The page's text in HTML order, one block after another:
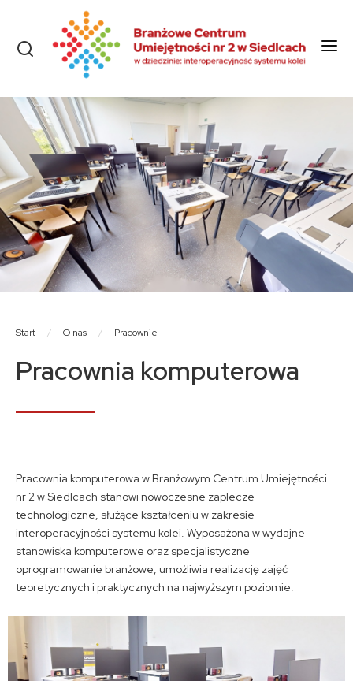
Start
O nas
Aktualności
Szkolenia i kursy
Olimpiady
Konkursy
Rekrutacja
Kontakt
Start / O nas / Pracownie
Pracownia komputerowa
Pracownia komputerowa w Branżowym Centrum Umiejętności
nr 2 w Siedlcach stanowi nowoczesne zaplecze
technologiczne, służące kształceniu w zakresie
interoperacyjności systemu kolei. Wyposażona w wydajne
stanowiska komputerowe oraz specjalistyczne
oprogramowanie branżowe, umożliwia realizację zajęć
teoretycznych i praktycznych na najwyższym poziomie.